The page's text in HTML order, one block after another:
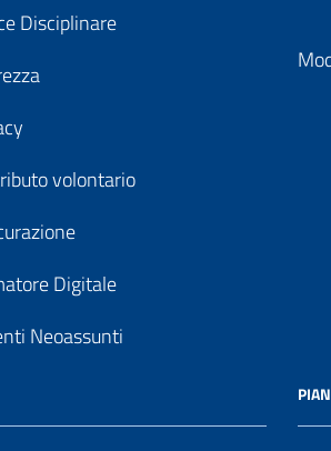
Disciplinare
volontario
Digitale
Neoassunti